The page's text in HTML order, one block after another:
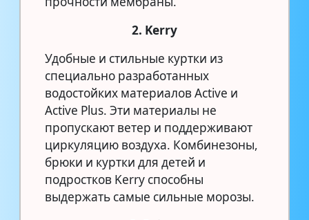
2. Kerry
Удобные и стильные куртки из
специально разработанных
водостойких материалов Active и
Active Plus. Эти материалы не
пропускают ветер и поддерживают
циркуляцию воздуха. Комбинезоны,
брюки и куртки для детей и
подростков Kerry способны
выдержать самые сильные морозы.